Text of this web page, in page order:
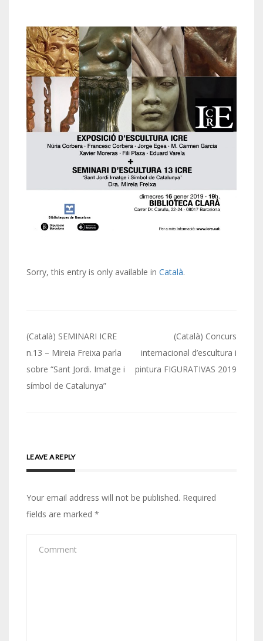
Sorry, this entry is only available in Català.
Post
navigation
(Català) SEMINARI ICRE
n.13 – Mireia Freixa parla
sobre “Sant Jordi. Imatge i
símbol de Catalunya”
(Català) Concurs
internacional d’escultura i
pintura FIGURATIVAS 2019
LEAVE A REPLY
Your email address will not be published. Required
fields are marked *